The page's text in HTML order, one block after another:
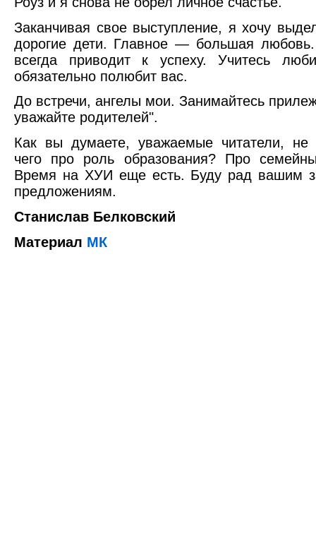
Заканчивая свое выступление, я хочу
дорогие дети. Главное — большая
всегда приводит к успеху. Учитесь
обязательно полюбит вас.
До встречи, ангелы мои. Занимайтесь
уважайте родителей".
Как вы думаете, уважаемые читатели, не
чего про роль образования? Про
Время на ХУИ еще есть. Буду рад вашим
предложениям.
Станислав Белковский
Материал МК